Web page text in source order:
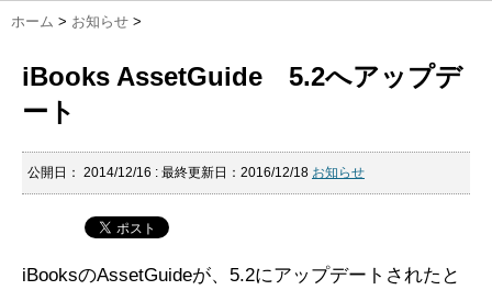
ホーム > お知らせ >
iBooks AssetGuide 5.2へアップデ
ート
公開日： 2014/12/16 : 最終更新日：2016/12/18 お知らせ
iBooksのAssetGuideが、5.2にアップデートされたと